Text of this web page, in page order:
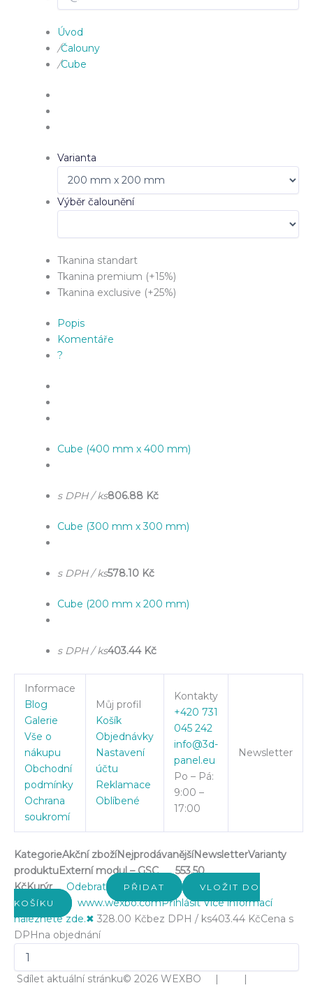
Úvod
/Čalouny
/Cube
Varianta
Výběr čalounění
Tkanina standart
Tkanina premium (+15%)
Tkanina exclusive (+25%)
Popis
Komentáře
?
Cube (400 mm x 400 mm)
s DPH / ks806.88 Kč
Cube (300 mm x 300 mm)
s DPH / ks578.10 Kč
Cube (200 mm x 200 mm)
s DPH / ks403.44 Kč
Informace
Blog
Galerie
Vše o
nákupu
Obchodní
podmínky
Ochrana
soukromí
Můj profil
Košík
Objednávky
Nastavení
účtu
Reklamace
Oblíbené
Kontakty
+420 731
045 242
info@3d-
panel.eu
Po – Pá:
9:00 –
17:00
Newsletter
KategorieAkční zbožíNejprodávanějšíNewsletterVarianty
produktuExterní modul – GSC
553.50
KčKurýr Odebrat PŘIDAT
VLOŽIT DO
KOŠÍKU
www.wexbo.comPřihlásit Více informací
naleznete zde.✖ 328.00 Kčbez DPH / ks403.44 KčCena s
DPH na objednání
Sdílet aktuální stránku© 2026 WEXBO | |